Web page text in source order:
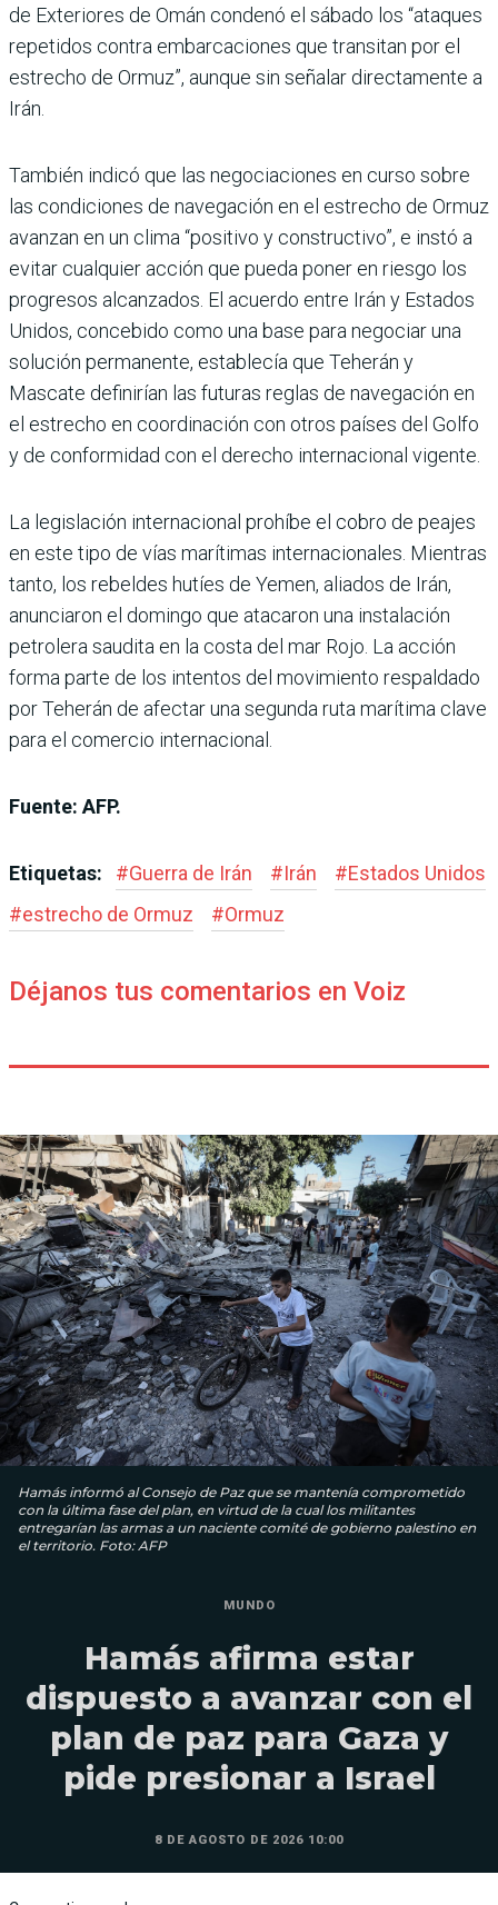
de Exteriores de Omán condenó el sábado los “ataques
repetidos contra embarcaciones que transitan por el
estrecho de Ormuz”, aunque sin señalar directamente a
Irán.
También indicó que las negociaciones en curso sobre
las condiciones de navegación en el estrecho de Ormuz
avanzan en un clima “positivo y constructivo”, e instó a
evitar cualquier acción que pueda poner en riesgo los
progresos alcanzados. El acuerdo entre Irán y Estados
Unidos, concebido como una base para negociar una
solución permanente, establecía que Teherán y
Mascate definirían las futuras reglas de navegación en
el estrecho en coordinación con otros países del Golfo
y de conformidad con el derecho internacional vigente.
La legislación internacional prohíbe el cobro de peajes
en este tipo de vías marítimas internacionales. Mientras
tanto, los rebeldes hutíes de Yemen, aliados de Irán,
anunciaron el domingo que atacaron una instalación
petrolera saudita en la costa del mar Rojo. La acción
forma parte de los intentos del movimiento respaldado
por Teherán de afectar una segunda ruta marítima clave
para el comercio internacional.
Fuente: AFP.
Etiquetas: #Guerra de Irán #Irán #Estados Unidos
#estrecho de Ormuz #Ormuz
Déjanos tus comentarios en Voiz
Hamás informó al Consejo de Paz que se mantenía comprometido
con la última fase del plan, en virtud de la cual los militantes
entregarían las armas a un naciente comité de gobierno palestino en
el territorio. Foto: AFP
MUNDO
Hamás afirma estar
dispuesto a avanzar con el
plan de paz para Gaza y
pide presionar a Israel
8 DE AGOSTO DE 2026 10:00